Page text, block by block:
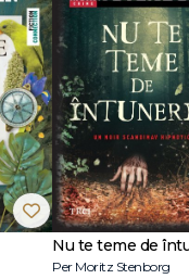
găsiți astăzi?
până acum: un thriller
o crimă ce oferă un final
de investigații, are o
nou cu dinamica în stil
Nu te teme de
Per Moritz Stenborg